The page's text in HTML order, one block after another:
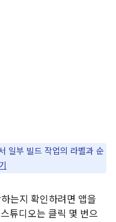
일부 빌드 작업의 라벨과 순
는지 확인하려면 앱을
튜디오는 클릭 몇 번으